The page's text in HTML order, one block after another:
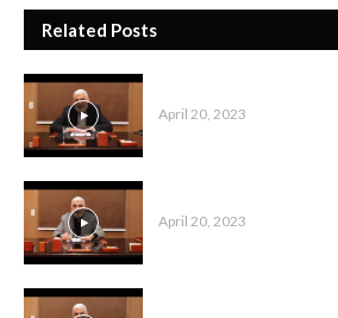
Related Posts
April 20, 2023
April 20, 2023